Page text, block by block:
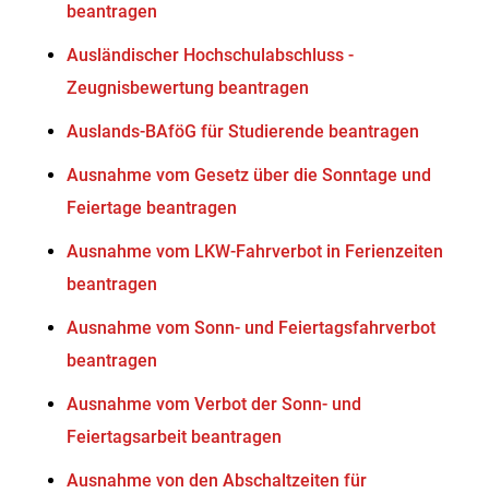
beantragen
Ausländischer Hochschulabschluss -
Zeugnisbewertung beantragen
Auslands-BAföG für Studierende beantragen
Ausnahme vom Gesetz über die Sonntage und
Feiertage beantragen
Ausnahme vom LKW-Fahrverbot in Ferienzeiten
beantragen
Ausnahme vom Sonn- und Feiertagsfahrverbot
beantragen
Ausnahme vom Verbot der Sonn- und
Feiertagsarbeit beantragen
Ausnahme von den Abschaltzeiten für